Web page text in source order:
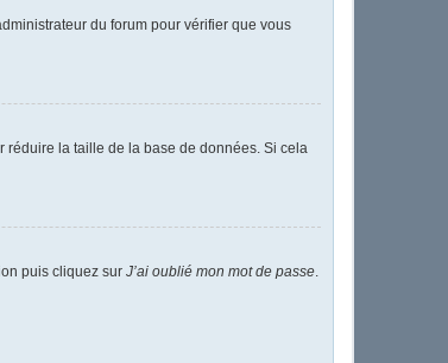
du forum pour vérifier que vous
réduire la taille de la base de données. Si cela
puis cliquez sur J’ai oublié mon mot de passe.